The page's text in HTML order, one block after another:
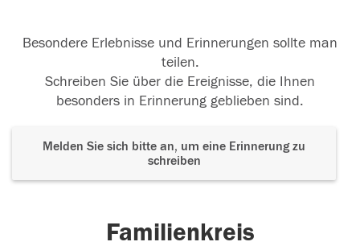
Besondere Erlebnisse und Erinnerungen sollte man
teilen.
Schreiben Sie über die Ereignisse, die Ihnen
besonders in Erinnerung geblieben sind.
Melden Sie sich bitte an, um eine Erinnerung zu
schreiben
Familienkreis